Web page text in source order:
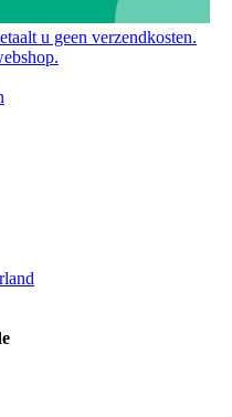
u geen verzendkosten.